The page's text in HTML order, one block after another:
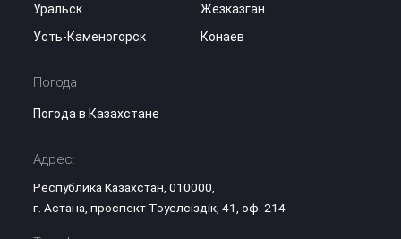
Уральск
Жезказган
Усть-Каменогорск
Конаев
Погода
Погода в Казахстане
Адрес:
Республика Казахстан, 010000,
г. Астана, проспект Тәуелсіздік, 41, оф. 214